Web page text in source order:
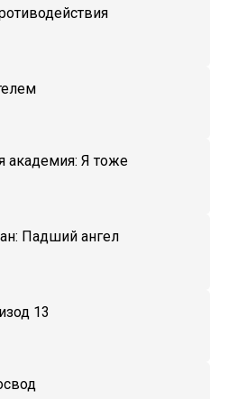
академия: Я тоже
Падший ангел
13